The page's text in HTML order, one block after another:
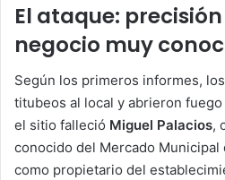
El ataque:
negocio muy
Según los primeros informes,
titubeos al local y abrieron
el sitio falleció Miguel Palacios,
conocido del Mercado Municipal
como propietario del